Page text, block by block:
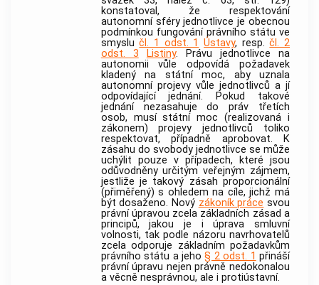
konstatoval, že respektování
autonomní sféry jednotlivce je obecnou
podmínkou fungování právního státu ve
smyslučl. 1 odst. 1 Ústavy, resp.čl. 2
odst. 3
Listiny. Právu jednotlivce na
autonomii vůle odpovídá požadavek
kladený na státní moc, aby uznala
autonomní projevy vůle jednotlivců a jí
odpovídající jednání. Pokud takové
jednání nezasahuje do práv třetích
osob, musí státní moc (realizovaná i
zákonem) projevy jednotlivců toliko
respektovat, případně aprobovat. K
zásahu do svobody jednotlivce se může
uchýlit pouze v případech, které jsou
odůvodněny určitým veřejným zájmem,
jestliže je takový zásah proporcionální
(přiměřený) s ohledem na cíle, jichž má
být dosaženo. Nový zákoník práce svou
právní úpravou zcela základních zásad a
principů, jakou je i úprava smluvní
volnosti, tak podle názoru navrhovatelů
zcela odporuje základním požadavkům
právního státu a jeho§ 2 odst. 1 přináší
právní úpravu nejen právně nedokonalou
a věcně nesprávnou, ale i protiústavní.